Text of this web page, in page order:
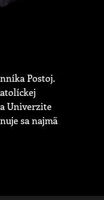
Postoj.
Univerzite
sa najmä